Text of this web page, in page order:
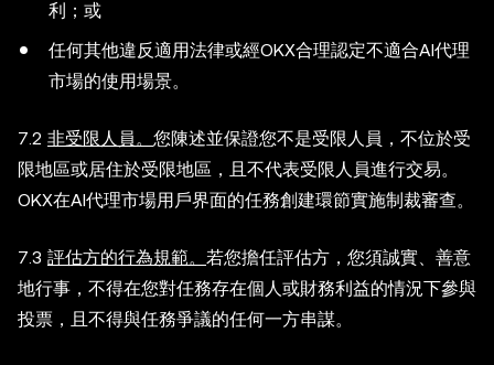
利；或
任何其他違反適用法律或經OKX合理認定不適合AI代理
市場的使用場景。
7.2 非受限人員。 您陳述並保證您不是受限人員，不位於受
限地區或居住於受限地區，且不代表受限人員進行交易。
OKX在AI代理市場用戶界面的任務創建環節實施制裁審查。
7.3 評估方的行為規範。 若您擔任評估方，您須誠實、善意
地行事，不得在您對任務存在個人或財務利益的情況下參與
投票，且不得與任務爭議的任何一方串謀。